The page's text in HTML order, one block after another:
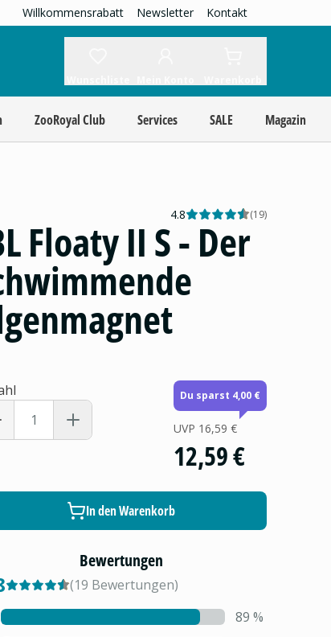
Willkommensrabatt Newsletter Kontakt
ZooRoyal Club Services SALE Magazin
4.8 (19)
Floaty II S - Der
Du sparst 4,00 €
UVP 16,59 €
12,59 €
In den Warenkorb
Bewertungen
(19 Bewertungen)
89 %